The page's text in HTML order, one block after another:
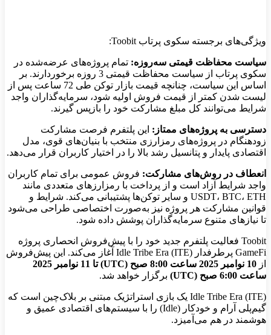
ویژگی‌های برجسته سکوی پرتاب Toobit:
سیاست محفاظت قیمتی سه‌روزه: تمام پروژه‌های عرضه‌شده در
سکوی پرتاب از سیاست محفاظت قیمتی 3 روزه برخوردارند. بر
اساس این سیاست، چنانچه قیمت بازار توکن طی 72 ساعت پس از
لیست شدن کمتر از قیمت فروش اولیه شود، سرمایه‌گذاران واجد
شرایط می‌توانند کل مبلغ مشارکت خود را بازپس گیرند.
دسترسی به پروژه‌های ممتاز: این پلتفرم فرصت مشارکت
زودهنگام در پروژه‌های رمزارزی منتخب با بنیان‌های قوی، مدل
اقتصادی پایدار و پتانسیل رشد بالا را در اختیار کاربران قرار می‌دهد.
انعطاف در روش‌های مشارکت: فروش عمومی برای تمام کاربران
واجد شرایط آزاد است و از پرداخت با رمزارزهای متعددی مانند
USDT، BTC، ETH و سایر توکن‌ها پشتیبانی می‌کند. شرایط و
قوانین مشارکت هر پروژه نیز به‌صورت اختصاصی طراحی می‌شود
تا نیازهای متنوع سرمایه‌گذاران پوشش داده شود.
Toobit فعالیت پلتفرم جدید خود را با پیش‌فروش انحصاری پروژه
GameFi پرطرفدار Idle Tribe Era (ITE) آغاز می‌کند. این پیش‌فروش
از 10 نوامبر 2025 ساعت 8:00 صبح ( UTC
) تا 11 نوامبر 2025
ساعت 6:00 صبح (
UTC) برگزار خواهد شد.
Idle Tribe Era (ITE) یک بازی استراتژیک مبتنی بر بلاک‌چین است که
گیم‌پلی آرام و خودکار (Idle) را با سیستم‌های اقتصادی عمیق و
هوشمند در هم می‌آمیزد.